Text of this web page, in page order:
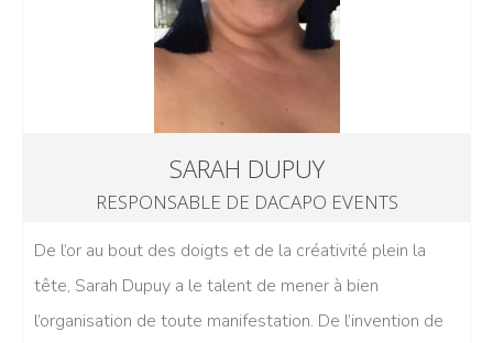
SARAH DUPUY
RESPONSABLE DE DACAPO EVENTS
De l’or au bout des doigts et de la créativité plein la
tête, Sarah Dupuy a le talent de mener à bien
l’organisation de toute manifestation. De l’invention de